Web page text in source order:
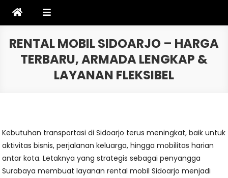
RENTAL MOBIL SIDOARJO – HARGA
TERBARU, ARMADA LENGKAP &
LAYANAN FLEKSIBEL
Kebutuhan transportasi di Sidoarjo terus meningkat, baik untuk
aktivitas bisnis, perjalanan keluarga, hingga mobilitas harian
antar kota. Letaknya yang strategis sebagai penyangga
Surabaya membuat layanan rental mobil Sidoarjo menjadi